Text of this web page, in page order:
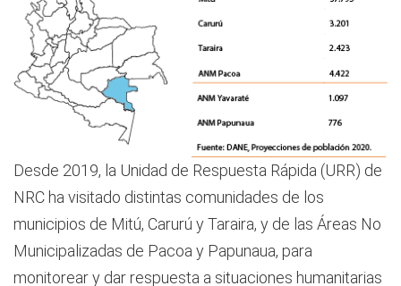
Desde 2019, la Unidad de Respuesta Rápida (URR) de
NRC ha visitado distintas comunidades de los
municipios de Mitú, Carurú y Taraira, y de las Áreas No
Municipalizadas de Pacoa y Papunaua, para
monitorear y dar respuesta a situaciones humanitarias